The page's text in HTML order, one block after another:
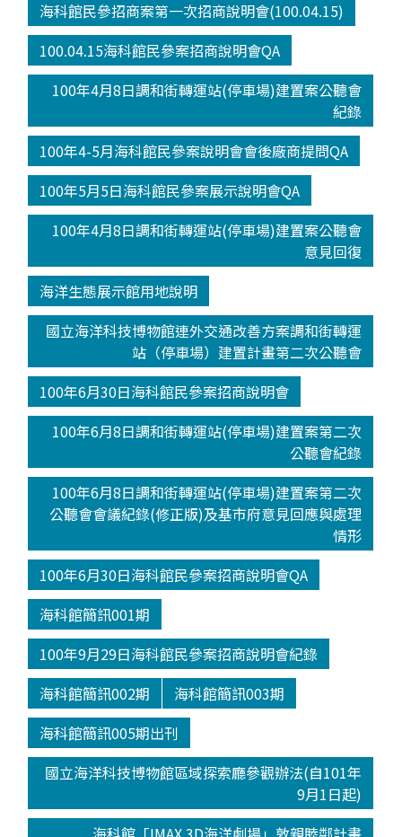
海科館民參招商案第一次招商說明會(100.04.15)
100.04.15海科館民參案招商說明會QA
100年4月8日調和街轉運站(停車場)建置案公聽會
紀錄
100年4-5月海科館民參案說明會會後廠商提問QA
100年5月5日海科館民參案展示說明會QA
100年4月8日調和街轉運站(停車場)建置案公聽會
意見回復
海洋生態展示館用地說明
國立海洋科技博物館連外交通改善方案調和街轉運
站（停車場）建置計畫第二次公聽會
100年6月30日海科館民參案招商說明會
100年6月8日調和街轉運站(停車場)建置案第二次
公聽會紀錄
100年6月8日調和街轉運站(停車場)建置案第二次
公聽會會議紀錄(修正版)及基市府意見回應與處理
情形
100年6月30日海科館民參案招商說明會QA
海科館簡訊001期
100年9月29日海科館民參案招商說明會紀錄
海科館簡訊002期
海科館簡訊003期
海科館簡訊005期出刊
國立海洋科技博物館區域探索廳參觀辦法(自101年
9月1日起)